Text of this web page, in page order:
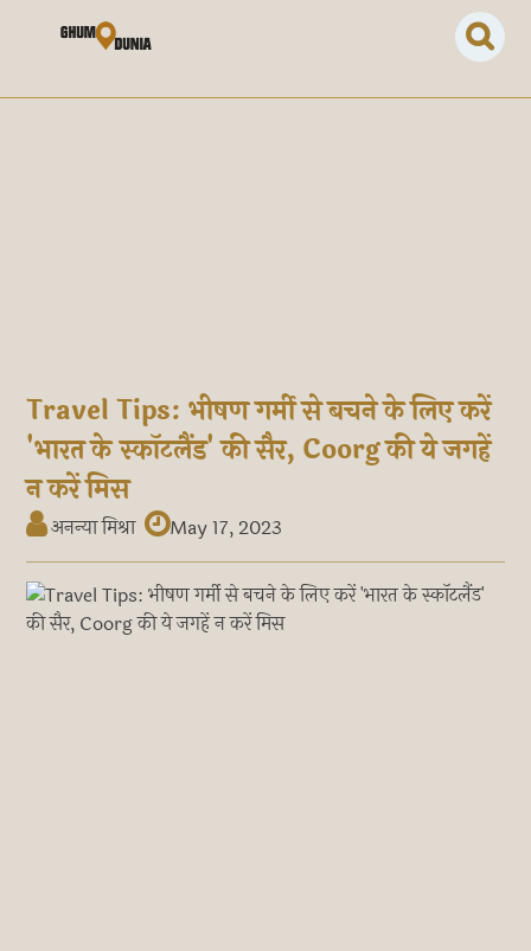
Travel Tips: भीषण गर्मी से बचने के लिए करें
'भारत के स्कॉटलैंड' की सैर, Coorg की ये जगहें
न करें मिस
अनन्या मिश्रा May 17, 2023